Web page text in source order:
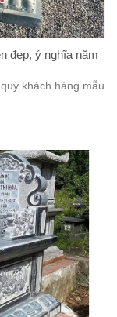
đẹp, ý nghĩa năm
khách hàng mẫu